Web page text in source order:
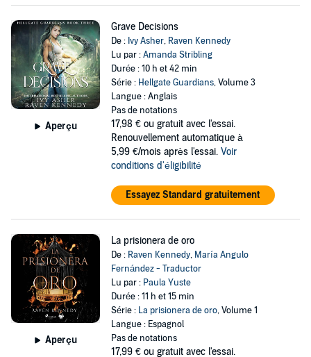
Aperçu
Grave Decisions
De : Ivy Asher, Raven Kennedy
Lu par :Amanda Stribling
Durée : 10 h et 42 min
Série : Hellgate Guardians, Volume 3
Langue : Anglais
Pas de notations
17,98 € ou gratuit avec l'essai.
Renouvellement automatique à
5,99 €/mois après l'essai. Voir
conditions d'éligibilité
Essayez Standard gratuitement
Aperçu
La prisionera de oro
De : Raven Kennedy, María Angulo
Fernández - Traductor
Lu par : Paula Yuste
Durée : 11 h et 15 min
Série : La prisionera de oro, Volume 1
Langue : Espagnol
Pas de notations
17,99 € ou gratuit avec l'essai.